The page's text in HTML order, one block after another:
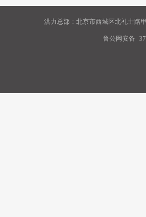
洪力总部：北京市西城区北礼士路
鲁公网安备